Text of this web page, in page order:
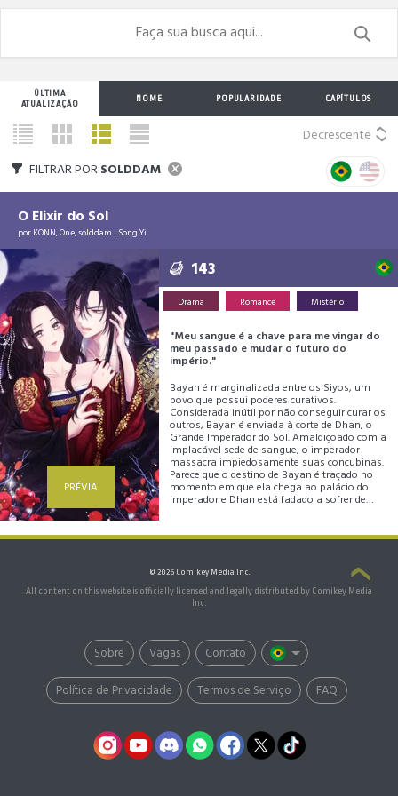
ÚLTIMA
ATUALIZAÇÃO
NOME POPULARIDADE CAPÍTULOS
Decrescente
FILTRAR PORSOLDDAM
O Elixir do Sol
porKONN,One,solddam | Song Yi
PRÉVIA
143
Drama Romance Mistério
"Meu sangue é a chave para me vingar do
meu passado e mudar o futuro do
império."
Bayan é marginalizada entre os Siyos, um
povo que possui poderes curativos.
Considerada inútil por não conseguir curar os
outros, Bayan é enviada à corte de Dhan, o
Grande Imperador do Sol. Amaldiçoado com a
implacável sede de sangue, o imperador
massacra impiedosamente suas concubinas.
Parece que o destino de Bayan é traçado no
momento em que ela chega ao palácio do
imperador e Dhan está fadado a sofrer de
© 2026 Comikey Media Inc.
All content on this website is officially licensed and legally distributed by Comikey Media
Inc.
Sobre
Vagas
Política de Privacidade
Termos de Serviço FAQ
Contato